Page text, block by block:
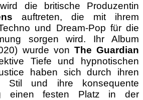
die britische Produzentin
auftreten, die mit ihrem
und Dream-Pop für die
sorgen wird. Ihr Album
wurde von The Guardian
Tiefe und hypnotischen
haben sich durch ihren
Stil und ihre konsequente
einen festen Platz in der